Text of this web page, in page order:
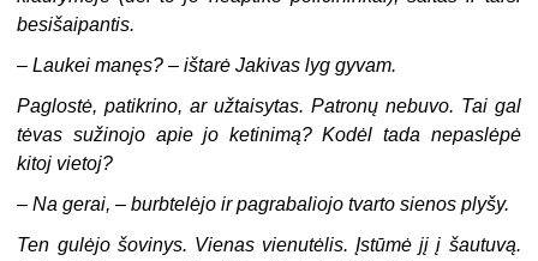
besišaipantis.
–Laukei manęs? – ištarė Jakivas lyg gyvam.
Paglostė, patikrino, ar užtaisytas. Patronų nebuvo. Tai gal
tėvas sužinojo apie jo ketinimą? Kodėl tada nepaslėpė
kitoj vietoj?
–Na gerai, – burbtelėjo ir pagrabaliojo tvarto sienos plyšy.
Ten gulėjo šovinys. Vienas vienutėlis. Įstūmė jį į šautuvą.